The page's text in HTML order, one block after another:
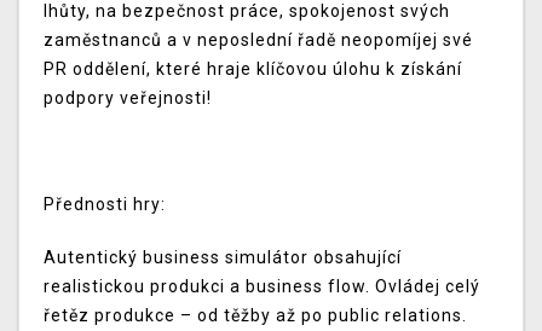
lhůty, na bezpečnost práce, spokojenost svých
zaměstnanců a v neposlední řadě neopomíjej své
PR oddělení, které hraje klíčovou úlohu k získání
podpory veřejnosti!
Přednosti hry:
Autentický business simulátor obsahující
realistickou produkci a business flow. Ovládej celý
řetěz produkce – od těžby až po public relations.